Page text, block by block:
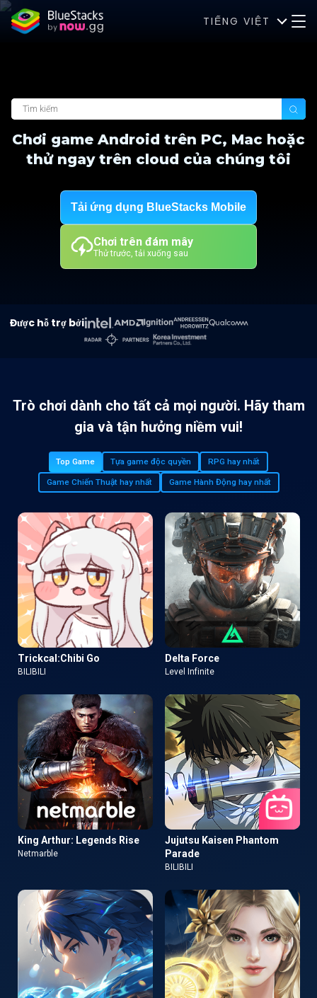
TIẾNG VIỆT
Chơi game Android trên PC, Mac hoặc
thử ngay trên cloud của chúng tôi
Tải ứng dụng BlueStacks Mobile
Chơi trên đám mây
Thử trước, tải xuống sau
Được hỗ trợ bởi
Trò chơi dành cho tất cả mọi người. Hãy tham
gia và tận hưởng niềm vui!
Top Game Tựa game độc quyền RPG hay nhất
Game Chiến Thuật hay nhất Game Hành Động hay nhất
Trickcal:Chibi Go
BILIBILI
Delta Force
Level Infinite
King Arthur: Legends Rise
Netmarble
Jujutsu Kaisen Phantom
Parade
BILIBILI